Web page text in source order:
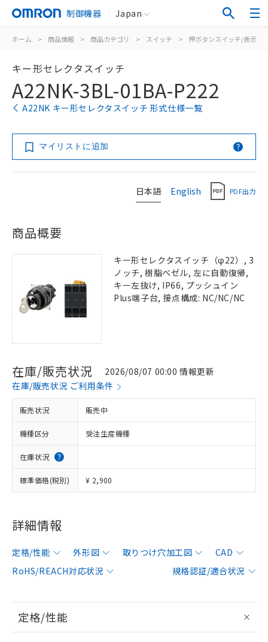
制御機器 Japan
ホーム > 商品情報 > 商品カテゴリ > スイッチ > 押ボタンスイッチ/表示灯
キー形セレクタスイッチ
A22NK-3BL-01BA-P222
A22NK キー形セレクタスイッチ 形式仕様一覧
マイリストに追加
日本語 English PDF出力
商品概要
キー形セレクタスイッチ（φ22）, 3
ノッチ, 樹脂ベゼル, 左に自動復帰,
キー左抜け, IP66, プッシュイン
Plus端子台, 接点構成: NC/NC/NC
在庫/販売状況
2026/08/07 00:00 情報更新
在庫/販売状況 ご利用条件
販売状況 販売中
機種区分 受注生産機種
在庫状況
標準価格(税別) ¥ 2,900
詳細情報
定格/性能 外形図 取りつけ穴加工図
CAD
RoHS/REACH対応状況
規格認証/適合状況
定格/性能